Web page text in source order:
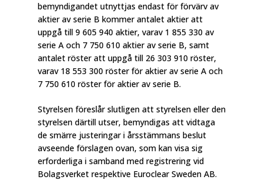
bemyndigandet utnyttjas endast för förvärv av
aktier av serie B kommer antalet aktier att
uppgå till 9 605 940 aktier, varav 1 855 330 av
serie A och 7 750 610 aktier av serie B, samt
antalet röster att uppgå till 26 303 910 röster,
varav 18 553 300 röster för aktier av serie A och
7 750 610 röster för aktier av serie B.
Styrelsen föreslår slutligen att styrelsen eller den
styrelsen därtill utser, bemyndigas att vidtaga
de smärre justeringar i årsstämmans beslut
avseende förslagen ovan, som kan visa sig
erforderliga i samband med registrering vid
Bolagsverket respektive Euroclear Sweden AB.